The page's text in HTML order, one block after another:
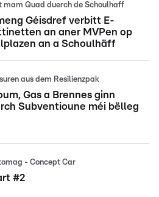
mam Quad duerch de Schoulhaff
Géisdref verbitt E-
an aner MVPen op
an a Schoulhäff
aus dem Resilienzpak
Gas a Brennes ginn
Subventioune méi bëlleg
- Concept Car
#2